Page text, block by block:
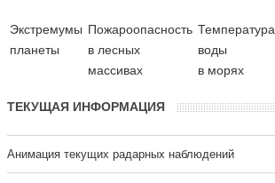
Экстремумы
планеты
Пожароопасность
в лесных
массивах
Температура
воды
в морях
ТЕКУЩАЯ ИНФОРМАЦИЯ
Анимация текущих радарных наблюдений